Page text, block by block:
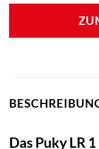
Das Puky LR